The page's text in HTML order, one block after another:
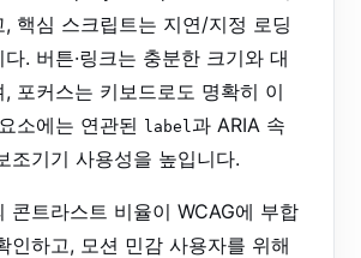
, 핵심 스크립트는 지연/지정 로딩
. 버튼·링크는 충분한 크기와 대
포커스는 키보드로도 명확히 이
소에는 연관된 label 과 ARIA 속
조기기 사용성을 높입니다.
콘트라스트 비율이 WCAG에 부합
인하고, 모션 민감 사용자를 위해